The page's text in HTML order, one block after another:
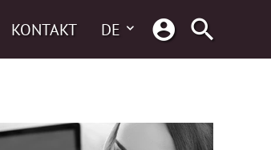
KONTAKT DE